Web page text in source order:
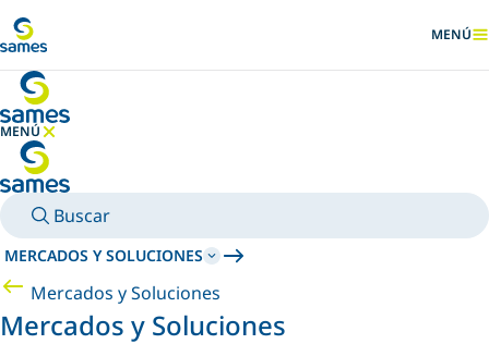
MENÚ
MENÚ
OCULTAR MENÚ
Buscar
MERCADOS Y SOLUCIONES
Mercados y Soluciones
Mercados y Soluciones